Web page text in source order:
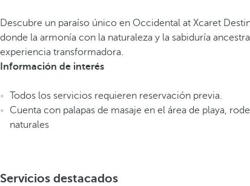
Descubre un paraíso único en Occidental at Xcaret
donde la armonía con la naturaleza y la sabiduría
experiencia transformadora.
Información de interés
Todos los servicios requieren reservación previa.
Cuenta con palapas de masaje en el área de playa,
naturales
Servicios destacados